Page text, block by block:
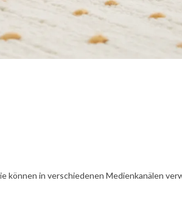
in verschiedenen